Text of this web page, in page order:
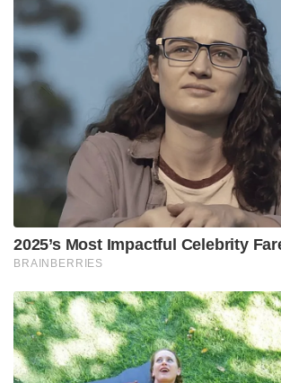
2025’s Most Impactful Celebrity
BRAINBERRIES